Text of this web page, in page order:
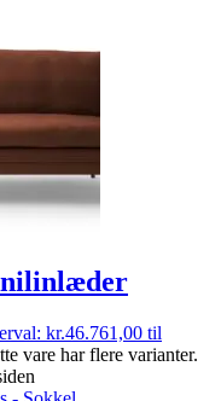
kr.46.761,00 til
vare har flere varianter.